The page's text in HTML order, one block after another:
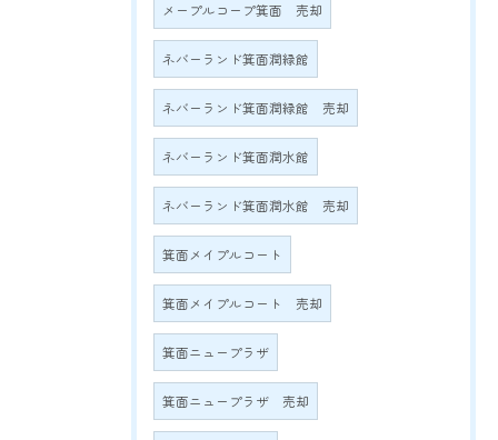
メープルコープ箕面 売却
ネバーランド箕面潤緑館
ネバーランド箕面潤緑館 売却
ネバーランド箕面潤水館
ネバーランド箕面潤水館 売却
箕面メイプルコート
箕面メイプルコート 売却
箕面ニュープラザ
箕面ニュープラザ 売却